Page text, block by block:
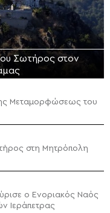
Σωτήρος στον
Μεταμορφώσεως του
στη Μητρόπολη
ο Ενοριακός Ναός
Ιεράπετρας